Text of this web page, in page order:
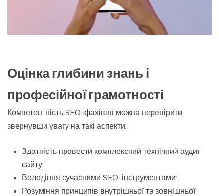
Оцінка глибини знань і
професійної грамотності
Компетентність SEO-фахівця можна перевірити,
звернувши увагу на такі аспекти:
Здатність провести комплексний технічний аудит
сайту;
Володіння сучасними SEO-інструментами;
Розуміння принципів внутрішньої та зовнішньої